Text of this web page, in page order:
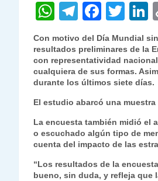
W
h
at
s
A
p
p
T
el
e
gr
a
m
F
a
c
e
b
o
o
k
T
w
itt
er
n
k
e
dI
Con motivo del Día Mundial
resultados preliminares de la
con representatividad
cualquiera de sus formas.
durante los últimos siete días.
El estudio abarcó una
La encuesta también midió el
o escuchado algún tipo de
cuenta del impacto de las
“Los resultados de la
bueno, sin duda, y refleja que